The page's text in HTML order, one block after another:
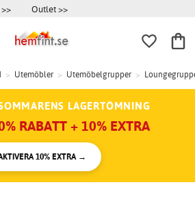
Outlet >>
> Utemöbler > Utemöbelgrupper >
LAGERTÖMNING
RABATT + 10% EXTRA
10% EXTRA →